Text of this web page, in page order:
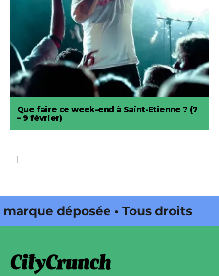
Que faire ce week-end à Saint-Etienne ? (7
– 9 février)
déposée • Tous droits
déposée • Tous droits